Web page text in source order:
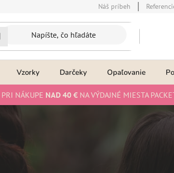
Náš príbeh
Vzorky Darčeky Opaľovanie
PRI NÁKUPE NAD 40 € NA VÝDAJNÉ MIESTA